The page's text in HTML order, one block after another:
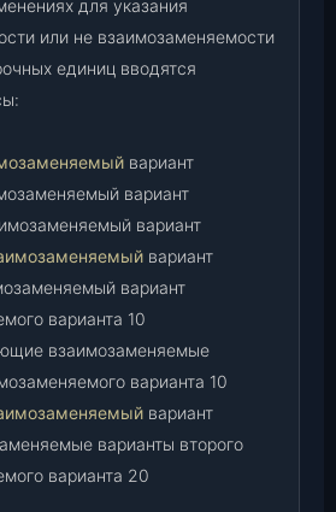
для указания
или не взаимозаменяемости
единиц вводятся
вариант
вариант
вариант
вариант
вариант
варианта 10
взаимозаменяемые
варианта 10
вариант
варианты второго
варианта 20